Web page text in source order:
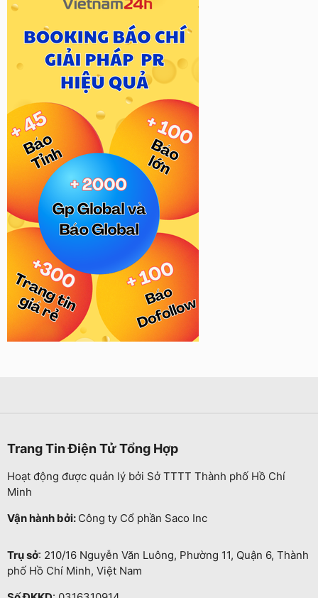
Trang Tin Điện Tử Tổng Hợp
Hoạt động được quản lý bởi Sở TTTT Thành phố Hồ Chí
Minh
Vận hành bởi: Công ty Cổ phần Saco Inc
Trụ sở: 210/16 Nguyễn Văn Luông, Phường 11, Quận 6, Thành
phố Hồ Chí Minh, Việt Nam